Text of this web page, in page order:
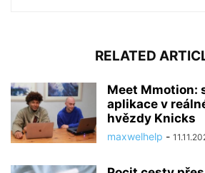
RELATED
Meet Mmotion:
aplikace v
hvězdy Knicks
maxwelhelp -